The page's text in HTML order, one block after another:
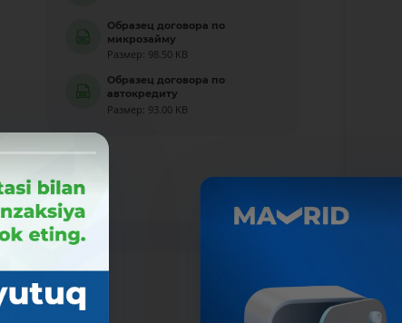
Образец договора по
микрозайму
Размер: 98.50 KB
Образец договора по
автокредиту
Размер: 93.00 KB